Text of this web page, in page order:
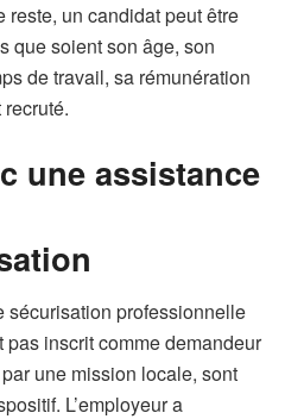
un candidat peut être
que soient son âge, son
de travail, sa rémunération
une assistance
sécurisation professionnelle
pas inscrit comme demandeur
une mission locale, sont
L’employeur a